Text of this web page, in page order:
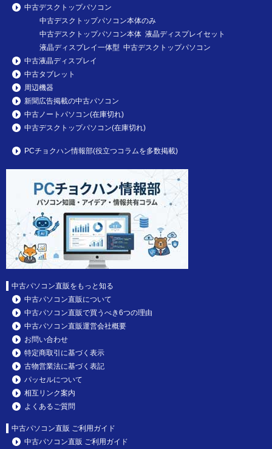
中古デスクトップパソコン
中古デスクトップパソコン本体のみ
中古デスクトップパソコン本体 液晶ディスプレイセット
液晶ディスプレイ一体型 中古デスクトップパソコン
中古液晶ディスプレイ
中古タブレット
周辺機器
新聞広告掲載の中古パソコン
中古ノートパソコン(在庫切れ)
中古デスクトップパソコン(在庫切れ)
PCチョクハン情報部(役立つコラムを多数掲載)
中古パソコン直販をもっと知る
中古パソコン直販について
中古パソコン直販で買うべき6つの理由
中古パソコン直販運営会社概要
お問い合わせ
特定商取引に基づく表示
古物営業法に基づく表記
パッセルについて
相互リンク案内
よくあるご質問
中古パソコン直販 ご利用ガイド
中古パソコン直販 ご利用ガイド